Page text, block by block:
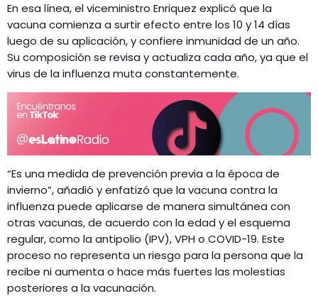
En esa línea, el viceministro Enriquez explicó que la
vacuna comienza a surtir efecto entre los 10 y 14 días
luego de su aplicación, y confiere inmunidad de un año.
Su composición se revisa y actualiza cada año, ya que el
virus de la influenza muta constantemente.
“Es una medida de prevención previa a la época de
invierno”, añadió y enfatizó que la vacuna contra la
influenza puede aplicarse de manera simultánea con
otras vacunas, de acuerdo con la edad y el esquema
regular, como la antipolio (IPV), VPH o COVID-19. Este
proceso no representa un riesgo para la persona que la
recibe ni aumenta o hace más fuertes las molestias
posteriores a la vacunación.